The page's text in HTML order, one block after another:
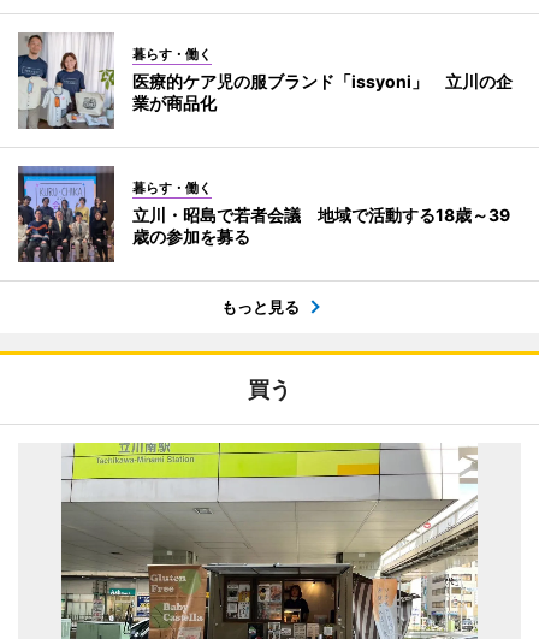
暮らす・働く
医療的ケア児の服ブランド「issyoni」 立川の企
業が商品化
暮らす・働く
立川・昭島で若者会議 地域で活動する18歳～39
歳の参加を募る
もっと見る
買う